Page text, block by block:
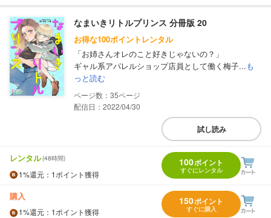
なまいきリトルプリンス 分冊版 20
お得な100ポイントレンタル
「お姉さんオレのこと好きじゃないの？」
ギャル系アパレルショップ店員として働く梅子...も
っと読む
35
配信日：2022/04/30
試し読み
レンタル(48時間)
1%還元 ：1ポイント獲得
100ポイント
すぐにレンタル
購入
1%還元 ：1ポイント獲得
150ポイント
すぐに購入